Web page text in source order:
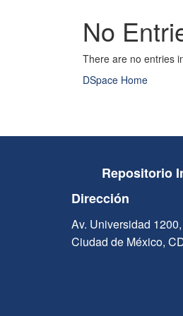
No
There are no entries
DSpace Home
Repositorio
Dirección
Av. Universidad
Ciudad de México,